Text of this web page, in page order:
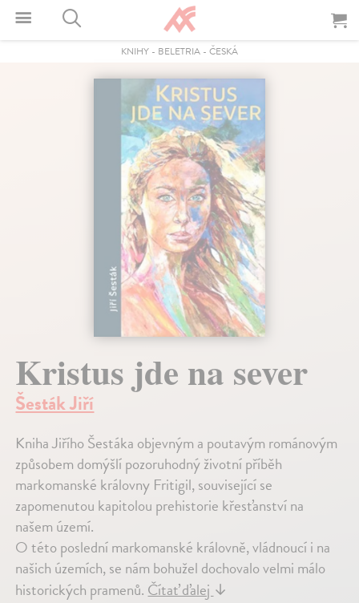
KNIHY - BELETRIA - ČESKÁ
Kristus jde na sever
Šesták Jiří
Kniha Jiřího Šestáka objevným a poutavým románovým
způsobem domýšlí pozoruhodný životní příběh
markomanské královny Fritigil, související se
zapomenutou kapitolou prehistorie křesťanství na
našem území.
O této poslední markomanské královně, vládnoucí i na
našich územích, se nám bohužel dochovalo velmi málo
historických pramenů.Čítať ďalej↓